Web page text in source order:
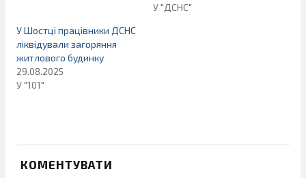
У "ДСНС"
У Шостці працівники ДСНС
ліквідували загоряння
житлового будинку
29.08.2025
У "101"
КОМЕНТУВАТИ